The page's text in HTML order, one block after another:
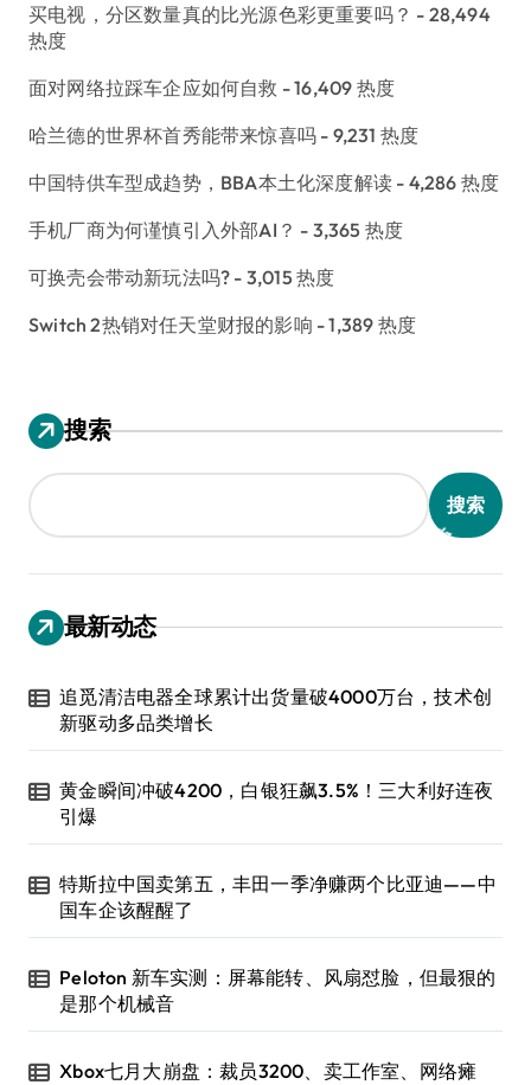
买电视，分区数量真的比光源色彩更重要吗？ - 28,494
热度
面对网络拉踩车企应如何自救 - 16,409 热度
哈兰德的世界杯首秀能带来惊喜吗 - 9,231 热度
中国特供车型成趋势，BBA本土化深度解读 - 4,286 热度
手机厂商为何谨慎引入外部AI？ - 3,365 热度
可换壳会带动新玩法吗? - 3,015 热度
Switch 2热销对任天堂财报的影响 - 1,389 热度
搜索
搜索
最新动态
追觅清洁电器全球累计出货量破4000万台，技术创
新驱动多品类增长
黄金瞬间冲破4200，白银狂飙3.5%！三大利好连夜
引爆
特斯拉中国卖第五，丰田一季净赚两个比亚迪——中
国车企该醒醒了
Peloton 新车实测：屏幕能转、风扇怼脸，但最狠的
是那个机械音
Xbox七月大崩盘：裁员3200、卖工作室、网络瘫